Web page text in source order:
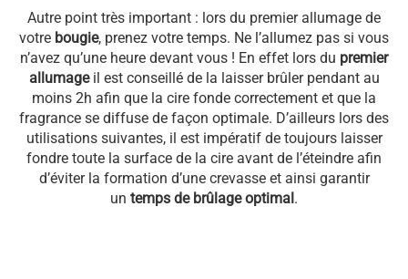
Autre point très important : lors du premier allumage de
votre bougie, prenez votre temps. Ne l’allumez pas si vous
n’avez qu’une heure devant vous ! En effet lors du premier
allumageil est conseillé de la laisser brûler pendant au
moins 2h afin que la cire fonde correctement et que la
fragrance se diffuse de façon optimale. D’ailleurs lors des
utilisations suivantes, il est impératif de toujours laisser
fondre toute la surface de la cire avant de l’éteindre afin
d’éviter la formation d’une crevasse et ainsi garantir
un temps de brûlage optimal.